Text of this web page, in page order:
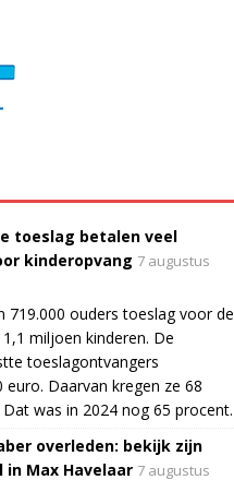
toeslag betalen veel
kinderopvang 7 augustus
719.000 ouders toeslag voor de
miljoen kinderen. De
toeslagontvangers
euro. Daarvan kregen ze 68
was in 2024 nog 65 procent.
overleden: bekijk zijn
Max Havelaar 7 augustus